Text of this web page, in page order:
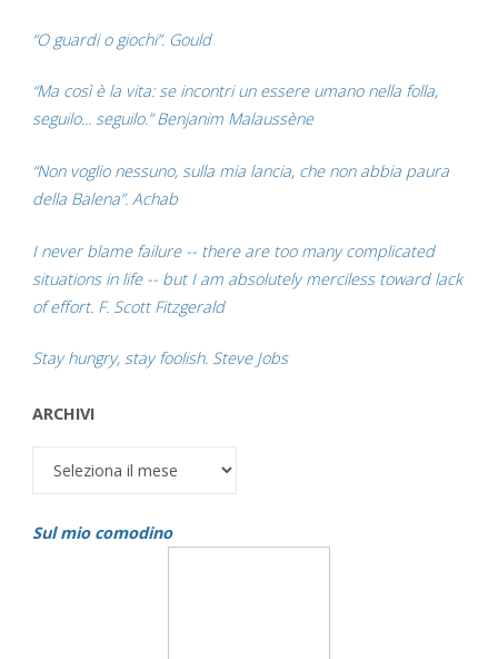
“O guardi o giochi”. Gould
“Ma così è la vita: se incontri un essere umano nella folla,
seguilo... seguilo.” Benjanim Malaussène
“Non voglio nessuno, sulla mia lancia, che non abbia paura
della Balena”. Achab
I never blame failure -- there are too many complicated
situations in life -- but I am absolutely merciless toward lack
of effort. F. Scott Fitzgerald
Stay hungry, stay foolish. Steve Jobs
ARCHIVI
Archivi
Sul mio comodino